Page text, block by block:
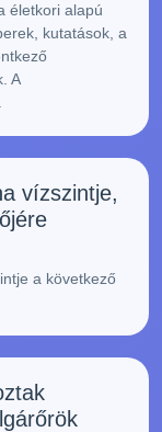
életkori alapú
kutatások, a
A
vízszintje,
a következő